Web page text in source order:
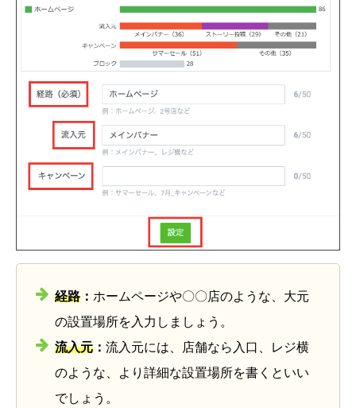
経路 ： ホームページや〇〇店のような、大元
の設置場所を入力しましょう。
流入元 ： 流入元には、店舗なら入口、レジ横
のような、より詳細な設置場所を書くといい
でしょう。